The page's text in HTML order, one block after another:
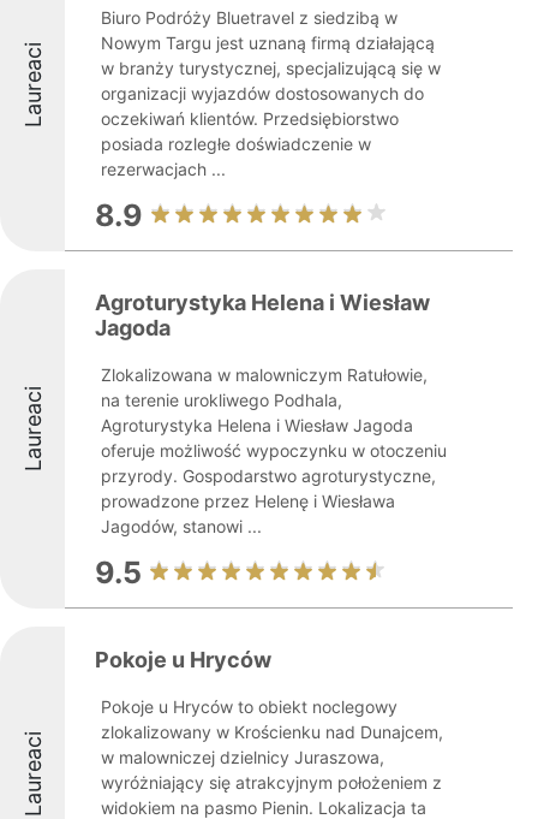
Laureaci
Biuro Podróży Bluetravel z siedzibą w
Nowym Targu jest uznaną firmą działającą
w branży turystycznej, specjalizującą się w
organizacji wyjazdów dostosowanych do
oczekiwań klientów. Przedsiębiorstwo
posiada rozległe doświadczenie w
rezerwacjach ...
8.9
Laureaci
Agroturystyka Helena i Wiesław
Jagoda
Zlokalizowana w malowniczym Ratułowie,
na terenie urokliwego Podhala,
Agroturystyka Helena i Wiesław Jagoda
oferuje możliwość wypoczynku w otoczeniu
przyrody. Gospodarstwo agroturystyczne,
prowadzone przez Helenę i Wiesława
Jagodów, stanowi ...
9.5
Laureaci
Pokoje u Hryców
Pokoje u Hryców to obiekt noclegowy
zlokalizowany w Krościenku nad Dunajcem,
w malowniczej dzielnicy Juraszowa,
wyróżniający się atrakcyjnym położeniem z
widokiem na pasmo Pienin. Lokalizacja ta